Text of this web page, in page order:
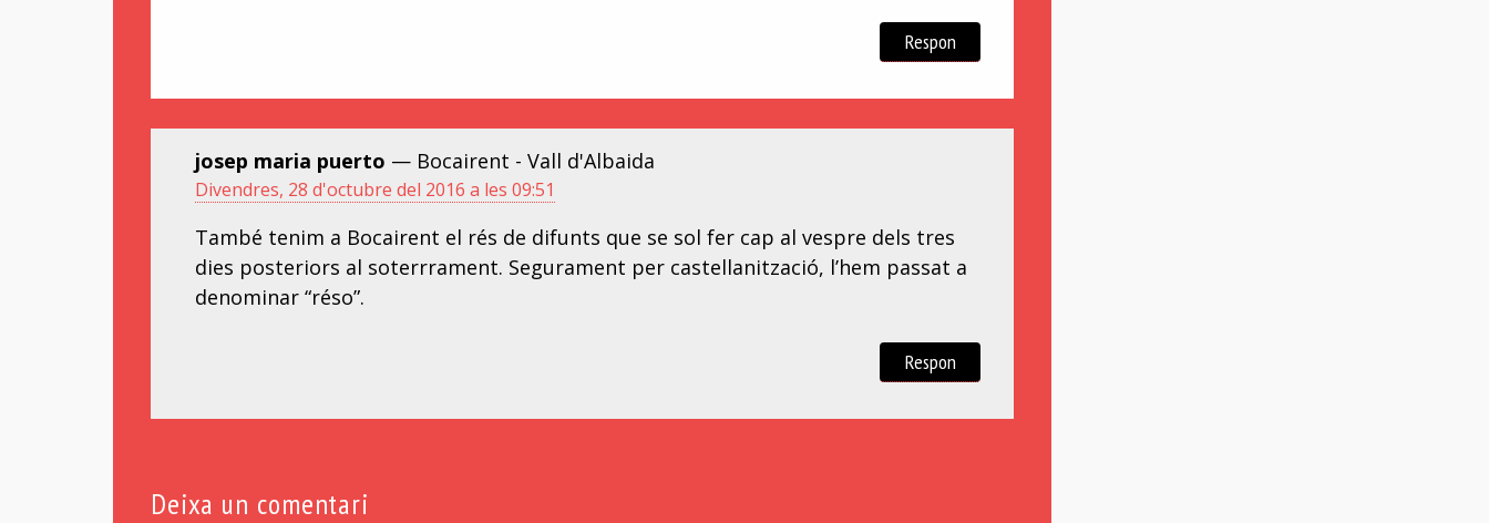
Respon
josep maria puerto — Bocairent - Vall d'Albaida
Divendres, 28 d'octubre del 2016 a les 09:51
També tenim a Bocairent el rés de difunts que se sol fer cap al vespre dels tres
dies posteriors al soterrrament. Segurament per castellanització, l’hem passat a
denominar “réso”.
Respon
Deixa un comentari